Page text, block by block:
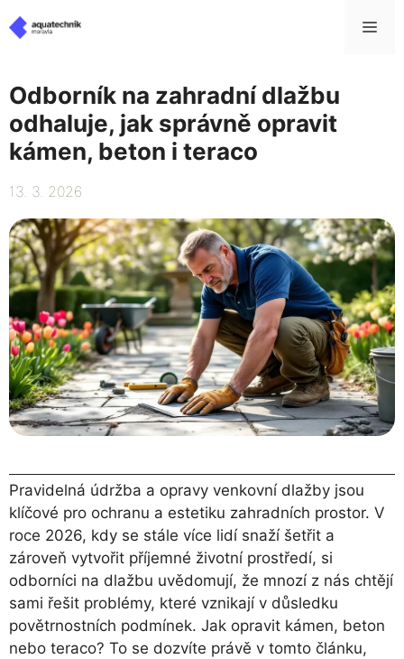
na
Odborník na zahradní dlažbu
odhaluje, jak správně opravit
kámen, beton i teraco
13. 3. 2026
Pravidelná údržba a opravy venkovní dlažby jsou
klíčové pro ochranu a estetiku zahradních prostor. V
roce 2026, kdy se stále více lidí snaží šetřit a
zároveň vytvořit příjemné životní prostředí, si
odborníci na dlažbu uvědomují, že mnozí z nás chtějí
sami řešit problémy, které vznikají v důsledku
povětrnostních podmínek. Jak opravit kámen, beton
nebo teraco? To se dozvíte právě v tomto článku,